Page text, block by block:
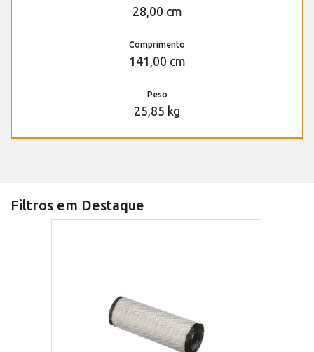
28,00 cm
Comprimento
141,00 cm
Peso
25,85 kg
Filtros em Destaque